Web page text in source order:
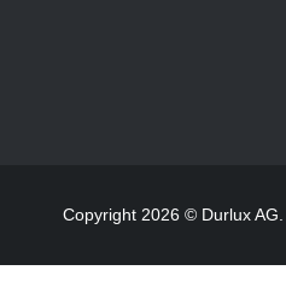
Copyright 2026 © Durlux